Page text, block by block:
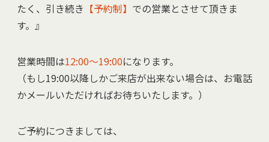
たく、引き続き 【予約制】 での営業とさせて頂きま
す。』
営業時間は12:00～19:00になります。
（もし19:00以降しかご来店が出来ない場合は、お電話
かメールいただければお待ちいたします。）
ご予約につきましては、